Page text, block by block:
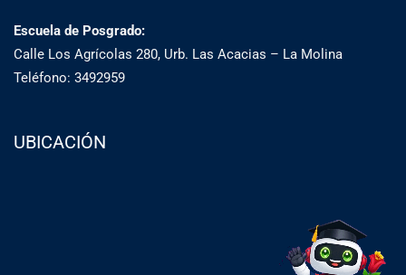
Escuela de Posgrado:
Calle Los Agrícolas 280, Urb. Las Acacias – La Molina
Teléfono: 3492959
UBICACIÓN